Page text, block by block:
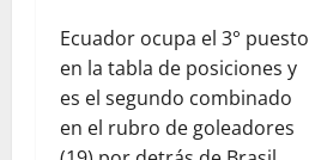
Ecuador ocupa el 3° puesto
en la tabla de posiciones y
es el segundo combinado
en el rubro de goleadores